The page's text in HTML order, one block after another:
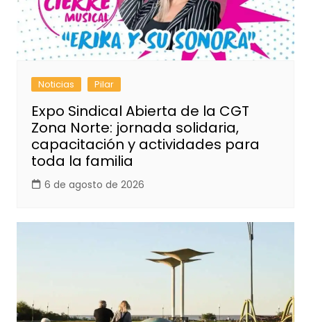
Noticias Pilar
Expo Sindical Abierta de la CGT
Zona Norte: jornada solidaria,
capacitación y actividades para
toda la familia
6 de agosto de 2026